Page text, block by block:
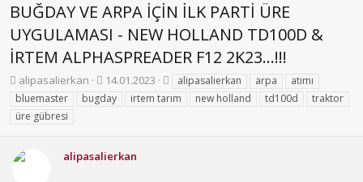
BUĞDAY VE ARPA İÇİN İLK PARTİ ÜRE
UYGULAMASI - NEW HOLLAND TD100D &
İRTEM ALPHASPREADER F12 2K23...!!!
K
o
b
y
u
alipasalierkan
B
a
n
14.01.2023
t
alipasalierkan arpa
atımı
bluemaster
bugday irtem tarım new holland td100d
traktor
üre gübresi
alipasalierkan